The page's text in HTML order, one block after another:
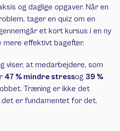
og daglige opgaver. Når en
tager en quiz om en
et kort kursus i en ny
mere effektivt bagefter.
viser, at medarbejdere, som
47 % mindre stressog 39 %
Træning er ikke det
er fundamentet for det.